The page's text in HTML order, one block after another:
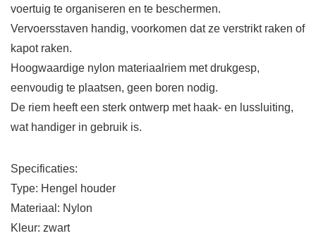
voertuig te organiseren en te beschermen.
Vervoersstaven handig, voorkomen dat ze verstrikt raken of
kapot raken.
Hoogwaardige nylon materiaalriem met drukgesp,
eenvoudig te plaatsen, geen boren nodig.
De riem heeft een sterk ontwerp met haak- en lussluiting,
wat handiger in gebruik is.
Specificaties:
Type: Hengel houder
Materiaal: Nylon
Kleur: zwart